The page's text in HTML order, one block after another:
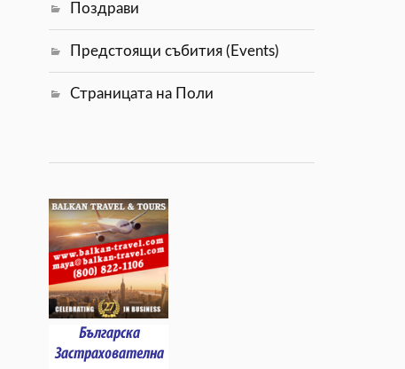
Поздрави
Предстоящи събития (Events)
Страницата на Поли